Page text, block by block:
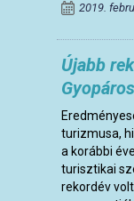
2019.
Újabb
turizmusa,
a korábbi
turisztikai
rekordév